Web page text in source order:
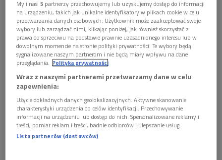
 14'29 
Olga Krzyżanowska o początkach pracy
zawodowej i zaangażowaniu w działalność
"Solidarności"
My i nasi5 partnerzy przechowujemy lub uzyskujemy dostęp do informacji
na urządzeniu, takich jak unikalne identyfikatory w plikach cookie w celu
przetwarzania danych osobowych. Użytkownik może zaakceptować swoje
wybory lub zarządzać nimi, klikając poniżej, jak również skorzystać z
prawa do sprzeciwu na podstawie prawnie uzasadnionego interesu lub w
dowolnym momencie na stronie polityki prywatności. Te wybory będą
sygnalizowane naszym partnerom i nie będą miały wpływu na dane
przeglądania. Polityka prywatności
Wraz z naszymi partnerami przetwarzamy dane w celu
zapewnienia:
Użycie dokładnych danych geolokalizacyjnych. Aktywne skanowanie
charakterystyki urządzenia do celów identyfikacji. Przechowywanie
informacji na urządzeniu lub dostęp do nich. Spersonalizowane reklamy i
treści, pomiar reklam i treści, badnie odbiorców i ulepszanie usług.
Lista partnerów (dostawców)